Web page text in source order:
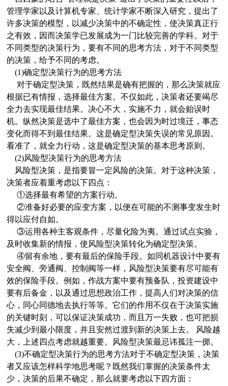
管理学家以及计算机专家、统计学家不断深入研究，提出了
许多决策的模型，以减少决策中的不确定性，使决策真正行
之有效，因而决策学已发展成为一门比较完善的学科。对于
不同类型的决策行为，要有不同的思考方法，对于不同类型
的决策，给予不同的考虑。
(1)确定型决策行为的思考方法
对于确定型决策，既然结果是确有把握的，那么决策就应
根据已有情报，选择最佳方案。不仅如此，决策者还要竭尽
全力去实现最佳结果。决心不大，实施不力，就会贻误时
机。纵然决策是选中了最佳方案，也会因为时过境迁，事态
变化而得不到最佳结果。这是确定型决策失误的常见原因。
看准了，就全力行动，这是确定型决策的基本思考原则。
(2)风险型决策行为的思考方法
风险型决策，是指要冒一定风险的决策。对于这种决策，
决策者应着重考虑以下四点：
①选择最有希望的方案行动。
②准备好必要的应变方案，以便在可能的不测事变发生时
得以应付自如。
③运用各种主客观条件，尽量化险为夷。通过试点实验，
及时收集新的情报，使风险型决策转化为确定型决策。
④留有余地，要有最后的保险手段。如同机器设计中要有
安全阀、旁通阀、控制阀等一样，风险型决策要有尽可能有
效的保险手段。例如，作战方案中要有预备队，投资建设中
要有后备金，以及通过思想政治工作，提高人们对决策的信
心，同心同德地去执行等等。它们的作用不仅在于决策实施
的关键时刻，可以保证决策成功，而且万一失败，也可把损
失减少到最小限度，并且安然过渡到新的决策上去。 风险越
大，上述四点考虑就越重要。风险型决策最忌讳孤注一掷。
(3)不确定型决策行为的思考方法对于不确定型决策，决策
者又应该怎样科学地思考呢？既然我们掌握的决策条件太
少，决策的后果不确定，那么就要考虑以下四方面：